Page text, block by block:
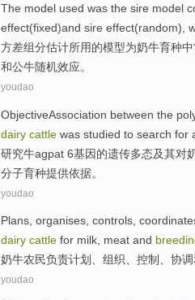
The model used was the sire model
effect(fixed)and sire effect(random),
方差组分估计所用的模型为奶牛育种中
和公牛随机效应。
youdao
ObjectiveAssociation between the
dairy cattle was studied to search for
研究牛agpat 6基因的遗传多态及其对
分子育种提供依据。
youdao
Plans, organises, controls,
dairy cattle for milk, meat and
奶牛农民负责计划 、 组织、 控制 、 协调
youdao